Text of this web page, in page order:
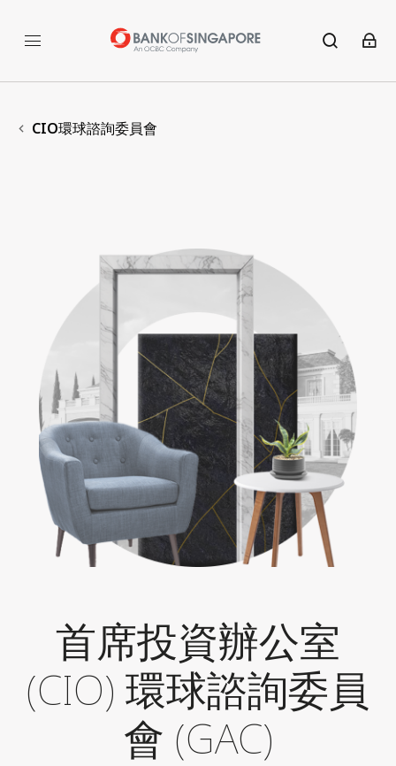
CIO環球諮詢委員會
首席投資辦公室
(CIO) 環球諮詢委員
會 (GAC)